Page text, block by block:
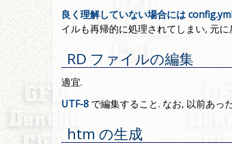
良く理解していない場合には
イルも再帰的に処理されてしまい, 元
RD ファイルの編集
適宜.
UTF-8 で編集すること. なお, 以前あっ
htm の生成